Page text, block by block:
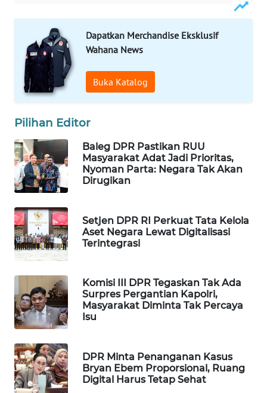
Dapatkan Merchandise Eksklusif
Wahana News
Buka Katalog
Pilihan Editor
Baleg DPR Pastikan RUU
Masyarakat Adat Jadi Prioritas,
Nyoman Parta: Negara Tak Akan
Dirugikan
Setjen DPR RI Perkuat Tata Kelola
Aset Negara Lewat Digitalisasi
Terintegrasi
Komisi III DPR Tegaskan Tak Ada
Surpres Pergantian Kapolri,
Masyarakat Diminta Tak Percaya
Isu
DPR Minta Penanganan Kasus
Bryan Ebem Proporsional, Ruang
Digital Harus Tetap Sehat
WAHANANEWS
NET
WAHANA
SPORT
WAHANA
WAHANA
SELEB
WAHANA
PERSONA
WAHANA
WAHANA
HEALTH
WAHANA
DESA
WISATA